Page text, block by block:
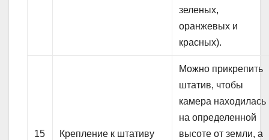
зеленых,
оранжевых и
красных).
15 Крепление к штативу
Можно прикрепить
штатив, чтобы
камера находилась
на определенной
высоте от земли, а